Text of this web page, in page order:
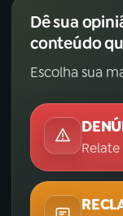
Dê sua
conteúdo
Escolha sua